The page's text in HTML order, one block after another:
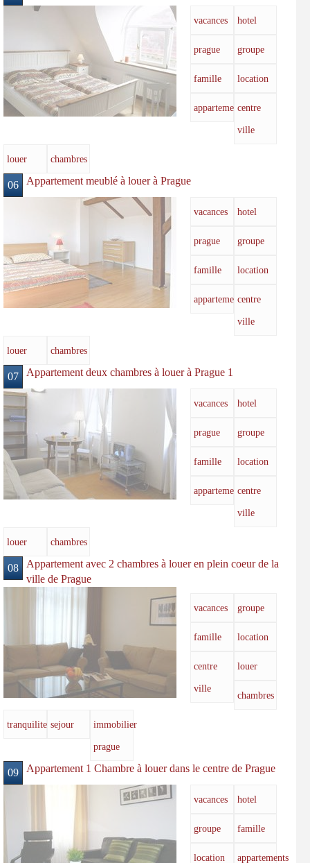
vacances hotel
prague groupe
famille location
appartementscentre
ville
louer chambres
06 Appartement meublé à louer à Prague
vacances hotel
prague groupe
famille location
appartementscentre
ville
louer chambres
07 Appartement deux chambres à louer à Prague 1
vacances hotel
prague groupe
famille location
appartementscentre
ville
louer chambres
08
Appartement avec 2 chambres à louer en plein coeur de la
ville de Prague
vacances groupe
famille location
centre
ville
louer
chambres
tranquilite sejour
immobilier
prague
09 Appartement 1 Chambre à louer dans le centre de Prague
vacances hotel
groupe famille
location appartements